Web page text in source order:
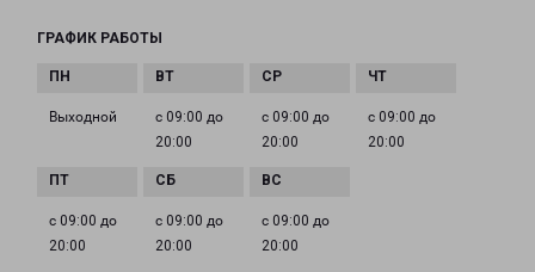
ГРАФИК РАБОТЫ
Выходной
с 09:00 до
20:00
с 09:00 до
20:00
с 09:00 до
20:00
с 09:00 до
20:00
с 09:00 до
20:00
с 09:00 до
20:00